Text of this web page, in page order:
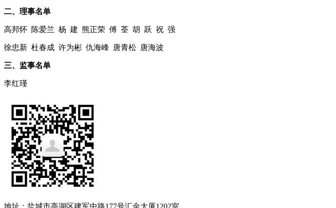
二、理事名单
高邦怀 陈爱兰 杨 建 熊正荣 傅 荃 胡 跃 祝 强
徐忠新 杜春成 许为彬 仇海峰 唐青松 唐海波
三、监事名单
李红瑾
地址：盐城市亭湖区建军中路177号汇金大厦1202室